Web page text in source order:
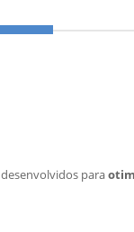
desenvolvidos para